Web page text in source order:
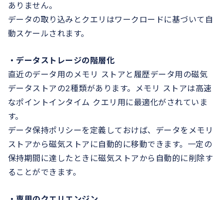
ありません。
データの取り込みとクエリはワークロードに基づいて自
動スケールされます。
・データストレージの階層化
直近のデータ用のメモリ ストアと履歴データ用の磁気
データストアの2種類があります。メモリ ストアは高速
なポイントインタイム クエリ用に最適化がされていま
す。
データ保持ポリシーを定義しておけば、データをメモリ
ストアから磁気ストアに自動的に移動できます。一定の
保持期間に達したときに磁気ストアから自動的に削除す
ることができます。